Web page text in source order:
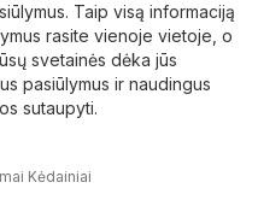
Taip visą informaciją
rasite vienoje vietoje, o
svetainės dėka jūs
pasiūlymus ir naudingus
sutaupyti.
Kėdainiai